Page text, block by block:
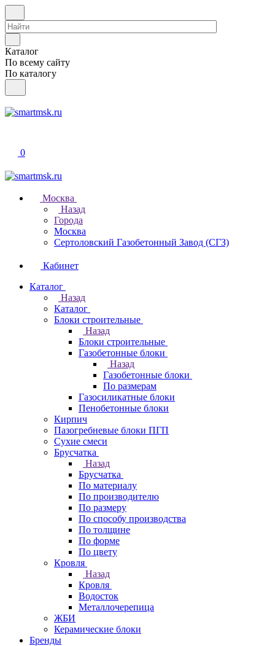
Каталог
По всему сайту
По каталогу
0
Москва
Назад
Города
Москва
Сертоловский Газобетонный Завод (СГЗ)
Кабинет
Каталог
Назад
Каталог
Блоки строительные
Назад
Блоки строительные
Газобетонные блоки
Назад
Газобетонные блоки
По размерам
Газосиликатные блоки
Пенобетонные блоки
Кирпич
Пазогребневые блоки ПГП
Сухие смеси
Брусчатка
Назад
Брусчатка
По материалу
По производителю
По размеру
По способу производства
По толщине
По форме
По цвету
Кровля
Назад
Кровля
Водосток
Металлочерепица
ЖБИ
Керамические блоки
Бренды